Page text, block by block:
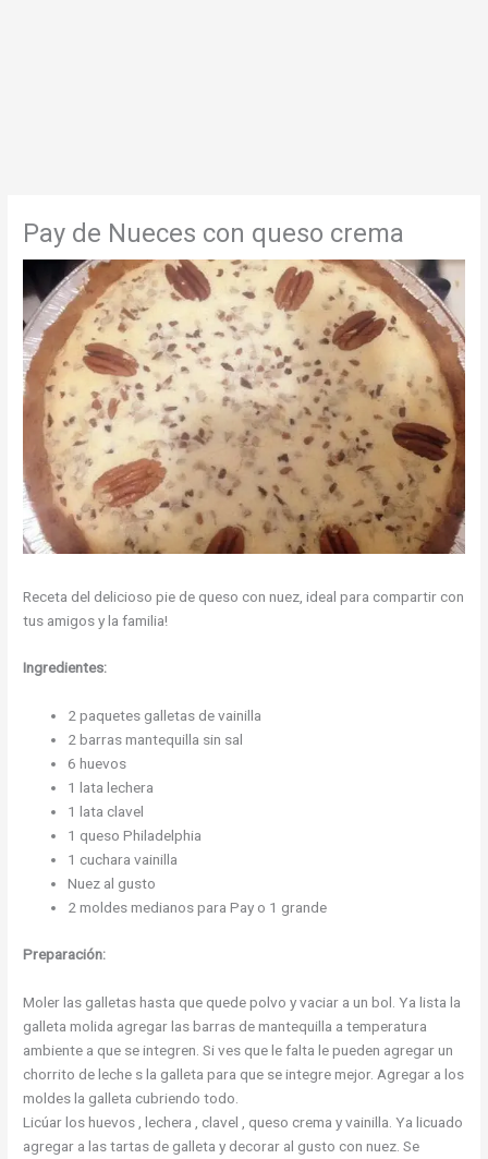
Pay de Nueces con queso crema
Receta del delicioso pie de queso con nuez, ideal para compartir con
tus amigos y la familia!
Ingredientes:
2 paquetes galletas de vainilla
2 barras mantequilla sin sal
6 huevos
1 lata lechera
1 lata clavel
1 queso Philadelphia
1 cuchara vainilla
Nuez al gusto
2 moldes medianos para Pay o 1 grande
Preparación:
Moler las galletas hasta que quede polvo y vaciar a un bol. Ya lista la
galleta molida agregar las barras de mantequilla a temperatura
ambiente a que se integren. Si ves que le falta le pueden agregar un
chorrito de leche s la galleta para que se integre mejor. Agregar a los
moldes la galleta cubriendo todo.
Licúar los huevos , lechera , clavel , queso crema y vainilla. Ya licuado
agregar a las tartas de galleta y decorar al gusto con nuez. Se